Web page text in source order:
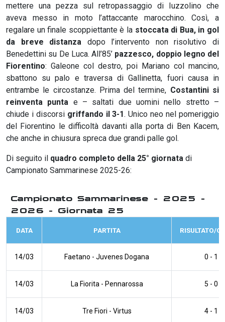
mettere una pezza sul retropassaggio di Iuzzolino che
aveva messo in moto l’attaccante marocchino. Così, a
regalare un finale scoppiettante è la stoccata di Bua, in gol
da breve distanza dopo l’intervento non risolutivo di
Benedettini su De Luca. All’85’ pazzesco, doppio legno del
Fiorentino: Galeone col destro, poi Mariano col mancino,
sbattono su palo e traversa di Gallinetta, fuori causa in
entrambe le circostanze. Prima del termine, Costantini si
reinventa punta e – saltati due uomini nello stretto –
chiude i discorsi griffando il 3-1. Unico neo nel pomeriggio
del Fiorentino le difficoltà davanti alla porta di Ben Kacem,
che anche in chiusura spreca due grandi palle gol.
Di seguito il quadro completo della 25° giornata di
Campionato Sammarinese 2025-26:
Campionato Sammarinese - 2025 -
2026 - Giornata 25
DATA PARTITA RISULTATO/
14/03 Faetano - Juvenes Dogana 0 - 1
14/03 La Fiorita - Pennarossa 5 - 0
14/03 Tre Fiori - Virtus 4 - 1